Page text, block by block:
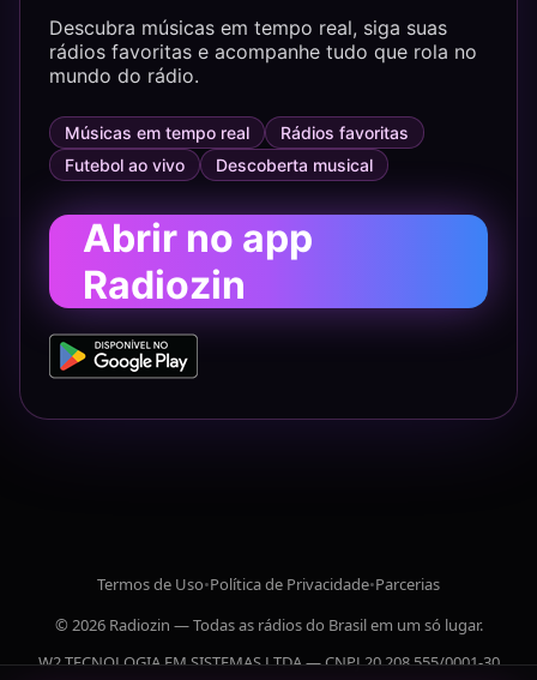
Descubra músicas em tempo real, siga suas
rádios favoritas e acompanhe tudo que rola no
mundo do rádio.
Músicas em tempo real
Rádios favoritas
Futebol ao vivo
Descoberta musical
Abrir no app
Radiozin
Termos de Uso•Política de Privacidade•Parcerias
© 2026 Radiozin — Todas as rádios do Brasil em um só lugar.
W2 TECNOLOGIA EM SISTEMAS LTDA — CNPJ 20.208.555/0001-30